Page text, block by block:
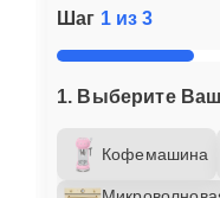
Шаг 1 из 3
1. Выберите
Кофемашина